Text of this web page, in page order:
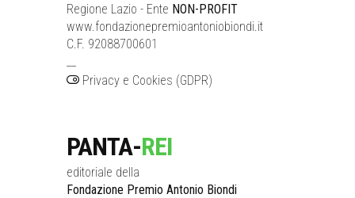
Regione Lazio - Ente NON-PROFIT
www.fondazionepremioantoniobiondi.it
C.F. 92088700601
Privacy e Cookies (GDPR)
PANTA-REI
editoriale della
Fondazione Premio Antonio Biondi